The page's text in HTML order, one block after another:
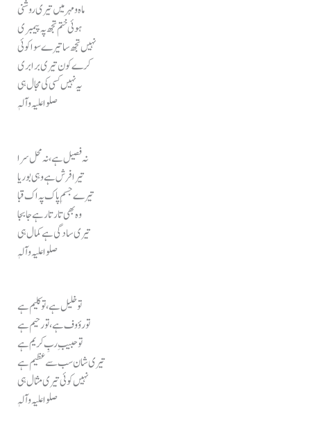
ماہ و مہر میں تیری روشنی
ہوئی ختم تجھ پہ پیمبری
نہیں تجھ سا تیرے سوا کوئی
کرے کون تیری برابری
یہ نہیں کسی کی مجال ہی
صلوا علیہ وآلہٖ
نہ فصیل ہے، نہ محل سرا
تیرا فرش ہے وہی بوریا
تیرے جسمِ پاک پہ اک قبا
وہ بھی تار تار ہے جا بجا
تیری سادگی ہے کمال ہی
صلوا علیہ وآلہٖ
تو خلیل ہے، تو کلیم ہے
تو رؤوف ہے، تو رحیم ہے
تو حبیبِ ربِ کریم ہے
تیری شان سب سے عظیم ہے
نہیں کوئی تیری مثال ہی
صلوا علیہ وآلہٖ